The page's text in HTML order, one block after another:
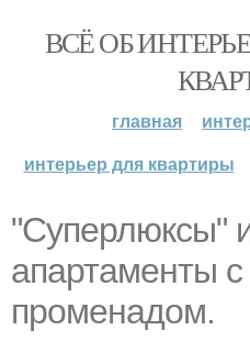
ВСЁ ОБ
главная
интерьер для квартиры
"Суперлюксы"
апартаменты
променадом.